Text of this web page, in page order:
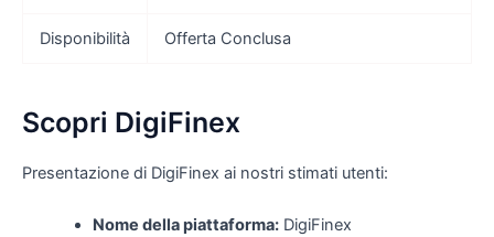
Disponibilità Offerta Conclusa
Scopri DigiFinex
Presentazione di DigiFinex ai nostri stimati utenti:
Nome della piattaforma:DigiFinex